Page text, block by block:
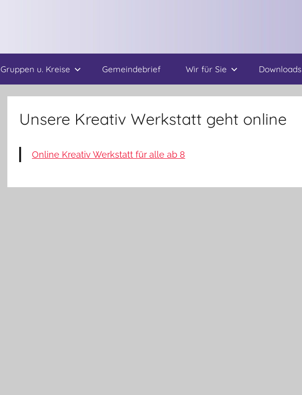
Gruppen u. Kreise Gemeindebrief Wir für Sie Downloads
Unsere Kreativ Werkstatt geht online
Online Kreativ Werkstatt für alle ab 8